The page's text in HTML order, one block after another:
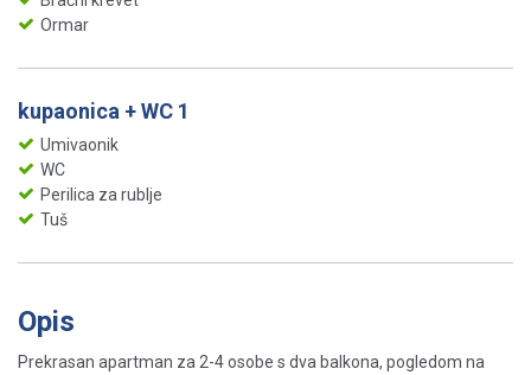
Ormar
kupaonica + WC 1
Umivaonik
WC
Perilica za rublje
Tuš
Opis
Prekrasan apartman za 2-4 osobe s dva balkona, pogledom na